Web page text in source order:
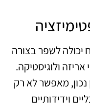
יכולה לשפר בצורה
ולוגיסטיקה.
מאפשר לא רק
וידידותיים